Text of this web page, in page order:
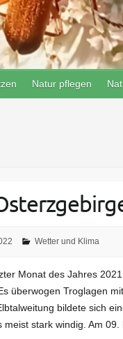
Natur pflegen
Wetter und Klima
Monat des Jahres
überwogen Troglagen
bildete sich
stark windig. Am